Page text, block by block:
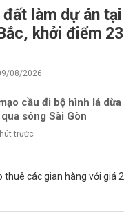
đất làm dự án tại
khởi điểm 23
08/2026
cầu đi bộ hình lá dừa
sông Sài Gòn
trước
thuê các gian hàng với giá 2